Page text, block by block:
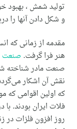
تولید شمش ، بهبود
و شکل دادن آنها را
مقدمه از زمانی که
هنر فرا گرفت. صنعت
صنعت مادر شناخته
نقش آن اشکار
که اولین اقوامی ‌که
فلات ایران بودند.
روز افزون فلزات